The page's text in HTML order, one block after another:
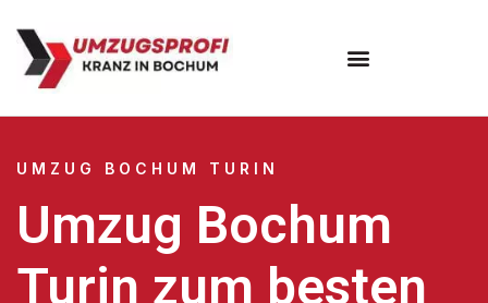
UMZUG BOCHUM TURIN
Umzug Bochum
Turin zum besten